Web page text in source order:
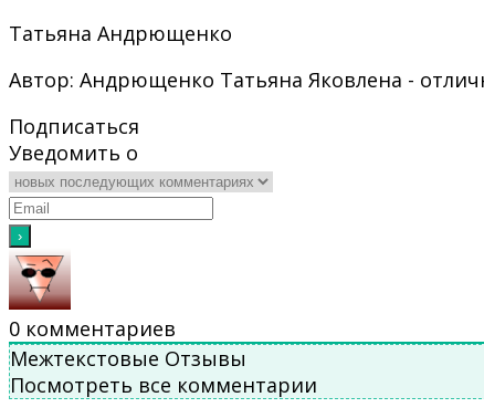
Татьяна Андрющенко
Автор: Андрющенко Татьяна Яковлена -
Подписаться
Уведомить о
0 комментариев
Межтекстовые Отзывы
Посмотреть все комментарии